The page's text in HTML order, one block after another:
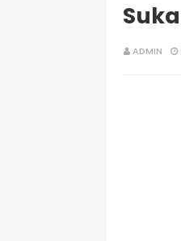
ADMIN